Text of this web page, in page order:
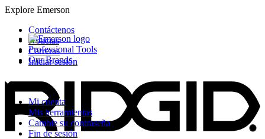
Explore Emerson
Professional Tools
Our Brands
Contáctenos
Noticias
Carreras
Iniciar sesión
Mi cuenta
Mis herramientas
Cambie su contraseña
Fin de sesión